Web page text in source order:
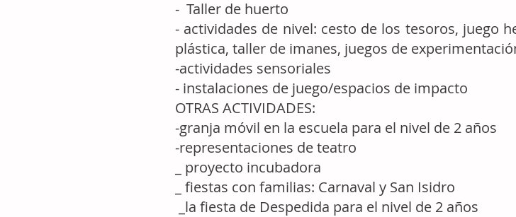
- Taller de huerto
- actividades de nivel: cesto de los tesoros, juego
plástica, taller de imanes, juegos de
-actividades sensoriales
- instalaciones de juego/espacios de impacto
OTRAS ACTIVIDADES:
-granja móvil en la escuela para el nivel de 2 años
-representaciones de teatro
_ proyecto incubadora
_ fiestas con familias: Carnaval y San Isidro
_la fiesta de Despedida para el nivel de 2 años